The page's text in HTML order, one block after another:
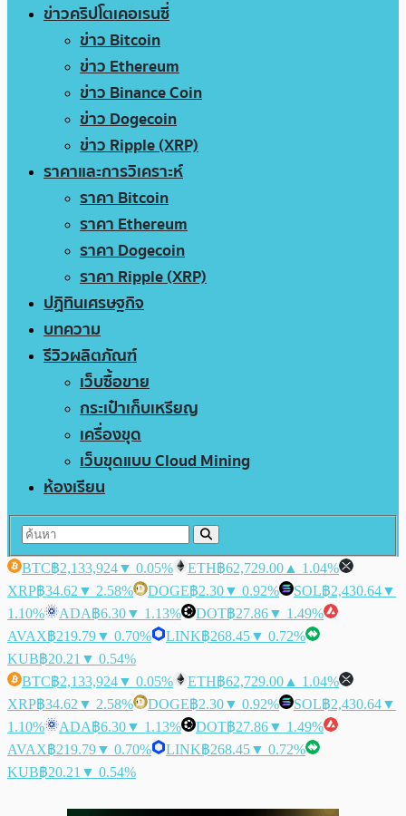
ข่าวคริปโตเคอเรนซี่
ข่าว Bitcoin
ข่าว Ethereum
ข่าว Binance Coin
ข่าว Dogecoin
ข่าว Ripple (XRP)
ราคาและการวิเคราะห์
ราคา Bitcoin
ราคา Ethereum
ราคา Dogecoin
ราคา Ripple (XRP)
ปฏิทินเศรษฐกิจ
บทความ
รีวิวผลิตภัณฑ์
เว็บซื้อขาย
กระเป๋าเก็บเหรียญ
เครื่องขุด
เว็บขุดแบบ Cloud Mining
ห้องเรียน
BTC฿2,133,924▼ 0.05% ETH฿62,729.00 ▲ 1.04%
XRP฿34.62 ▼ 2.58% DOGE฿2.30▼ 0.92% SOL฿2,430.64▼
1.10%
ADA฿6.30▼ 1.13% DOT฿27.86▼ 1.49%
AVAX฿219.79▼ 0.70% LINK฿268.45▼ 0.72%
KUB฿20.21 ▼ 0.54%
BTC฿2,133,924▼ 0.05% ETH฿62,729.00 ▲ 1.04%
XRP฿34.62 ▼ 2.58% DOGE฿2.30▼ 0.92% SOL฿2,430.64▼
1.10%
ADA฿6.30▼ 1.13% DOT฿27.86▼ 1.49%
AVAX฿219.79▼ 0.70% LINK฿268.45▼ 0.72%
KUB฿20.21 ▼ 0.54%